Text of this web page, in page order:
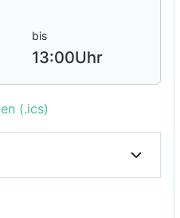
bis
13:00Uhr
(.ics)